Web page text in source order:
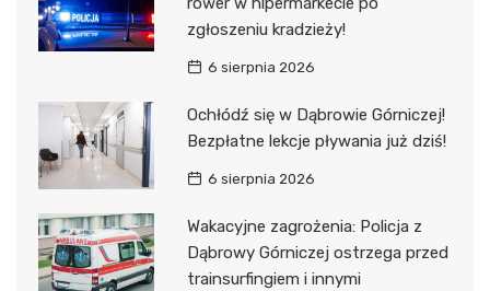
zgłoszeniu kradzieży!
6 sierpnia 2026
Ochłódź się w Dąbrowie Górniczej!
Bezpłatne lekcje pływania już dziś!
6 sierpnia 2026
Wakacyjne zagrożenia: Policja z
Dąbrowy Górniczej ostrzega przed
trainsurfingiem i innymi